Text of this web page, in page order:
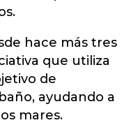
hace más tres
que utiliza
de
ayudando a
mares.